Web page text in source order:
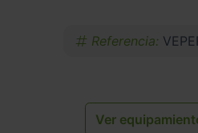
Referencia:
Ver